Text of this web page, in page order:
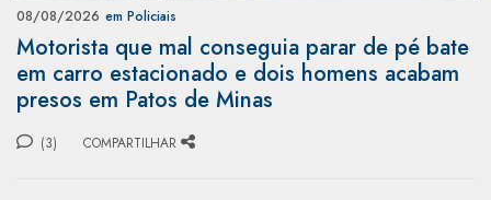
08/08/2026 em Policiais
Motorista que mal conseguia parar de pé bate
em carro estacionado e dois homens acabam
presos em Patos de Minas
(3) COMPARTILHAR